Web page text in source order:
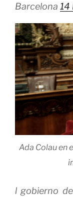
Barcelona 14
Ada Colau en
l gobierno